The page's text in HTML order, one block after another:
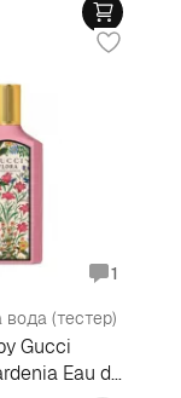
1
(тестер)
Gucci
Eau de